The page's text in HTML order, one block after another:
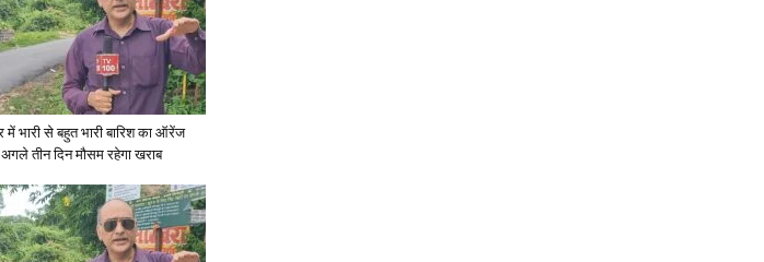
में भारी से बहुत भारी बारिश का ऑरेंज
तीन दिन मौसम रहेगा खराब